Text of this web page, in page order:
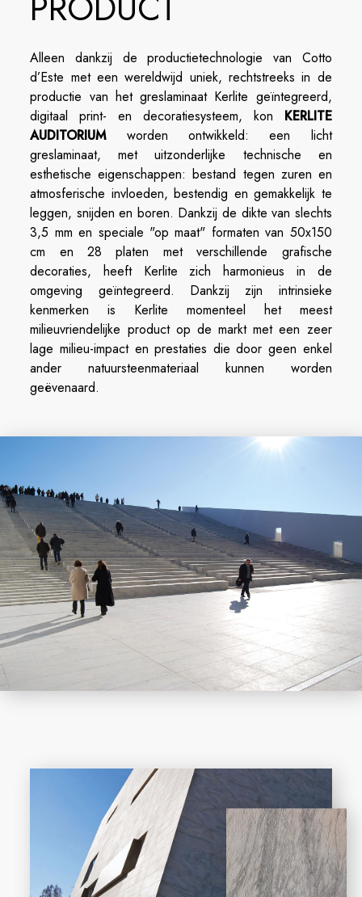
Alleen dankzij de productietechnologie van Cotto
d’Este met een wereldwijd uniek, rechtstreeks in de
productie van het greslaminaat Kerlite geïntegreerd,
digitaal print- en decoratiesysteem, kon KERLITE
AUDITORIUMworden ontwikkeld: een licht
greslaminaat, met uitzonderlijke technische en
esthetische eigenschappen: bestand tegen zuren en
atmosferische invloeden, bestendig en gemakkelijk te
leggen, snijden en boren. Dankzij de dikte van slechts
3,5 mm en speciale "op maat" formaten van 50x150
cm en 28 platen met verschillende grafische
decoraties, heeft Kerlite zich harmonieus in de
omgeving geïntegreerd. Dankzij zijn intrinsieke
kenmerken is Kerlite momenteel het meest
milieuvriendelijke product op de markt met een zeer
lage milieu-impact en prestaties die door geen enkel
ander natuursteenmateriaal kunnen worden
geëvenaard.